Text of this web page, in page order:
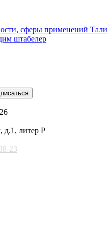
сферы применений Тали
штабелер
д.1, литер Р
23